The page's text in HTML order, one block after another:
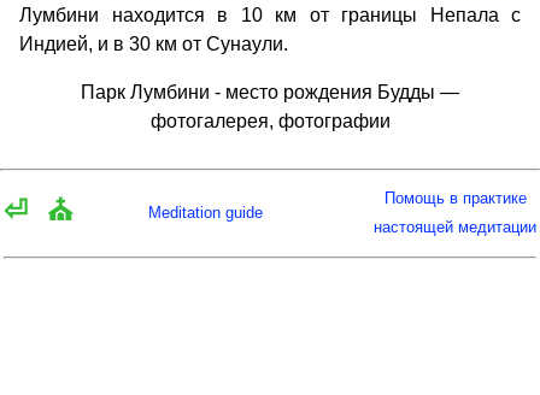
Лумбини находится в 10 км от границы Непала с
Индией, и в 30 км от Сунаули.
Парк Лумбини - место рождения Будды —
фотогалерея, фотографии
⏎ ⛪ Meditation guide
Помощь в практике
настоящей медитации